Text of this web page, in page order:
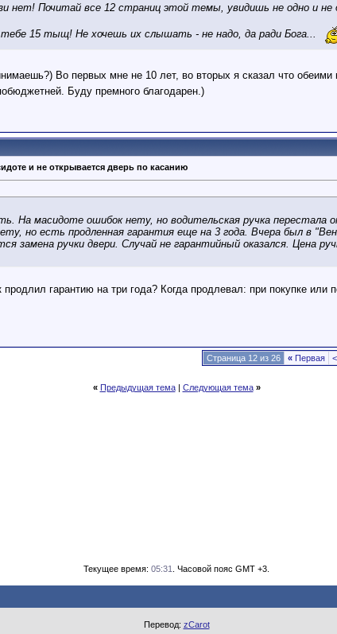
нет! Почитай все 12 страниц этой темы, увидишь не одно и не
15 тыщ! Не хочешь их слышать - не надо, да ради Бога...
Во первых мне не 10 лет, во вторых я сказал что
Буду премного благодарен.)
и не открывается дверь по касанию
На масидоте ошибок нету, но водительская ручка
но есть продленная гарантия еще на 3 года. Вчера был в
замена ручки двери. Случай не гарантийный оказался. Цена
гарантию на три года? Когда продлевал: при покупке или
Страница 12 из 26 « Первая <
« Предыдущая тема| Следующая тема »
Текущее время: 05:31 . Часовой пояс GMT +3.
Перевод: zCarot